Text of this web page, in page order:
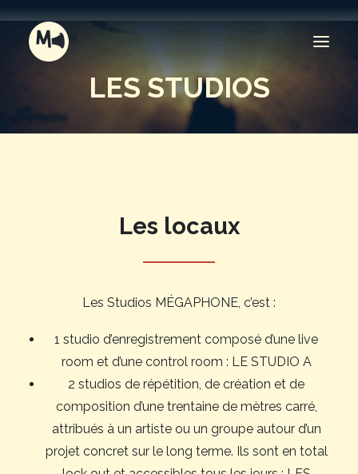
ENREGISTREMENT & MIXAGE
LES STUDIOS
Les locaux
Les Studios MÉGAPHONE, c’est :
1 studio d’enregistrement composé d’une live
room et d’une control room : LE STUDIO A
2 studios de répétition, de création et de
composition d’une trentaine de mètres carré,
attribués à un artiste ou un groupe autour d’un
projet concret sur le long terme. Ils sont en total